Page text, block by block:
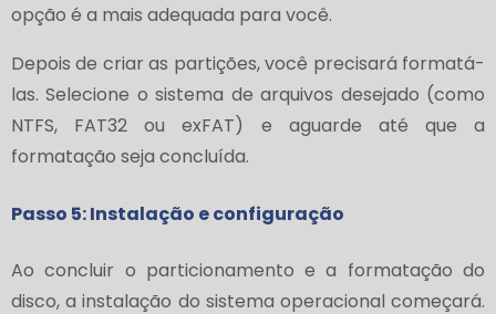
opção é a mais adequada para você.
Depois de criar as partições, você precisará formatá-
las. Selecione o sistema de arquivos desejado (como
NTFS, FAT32 ou exFAT) e aguarde até que a
formatação seja concluída.
Passo 5: Instalação e configuração
Ao concluir o particionamento e a formatação do
disco, a instalação do sistema operacional começará.